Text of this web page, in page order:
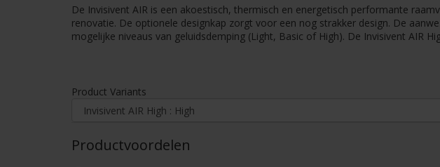
De Invisivent AIR is een akoestisch, thermisch en energetisch performante
renovatie. De optionele designkap zorgt voor een nog strakker design. De
mogelijke niveaus van geluidsdemping (Light, Basic of High). De Invisivent AIR
Product Variants
Productvoordelen